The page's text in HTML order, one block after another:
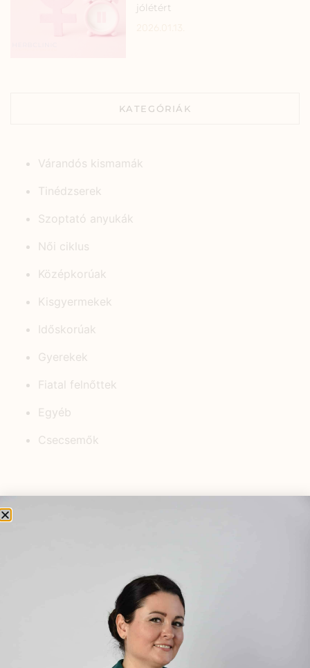
jólétért
KATEGÓRIÁK
Várandós kismamák
Tinédzserek
Szoptató anyukák
Női ciklus
Középkorúak
Kisgyermekek
Időskorúak
Gyerekek
Fiatal felnőttek
Egyéb
Csecsemők
Könyvkritikák: Természetgyógyász
a családban-Édesanyák
kézikönyve
2021.04.16.